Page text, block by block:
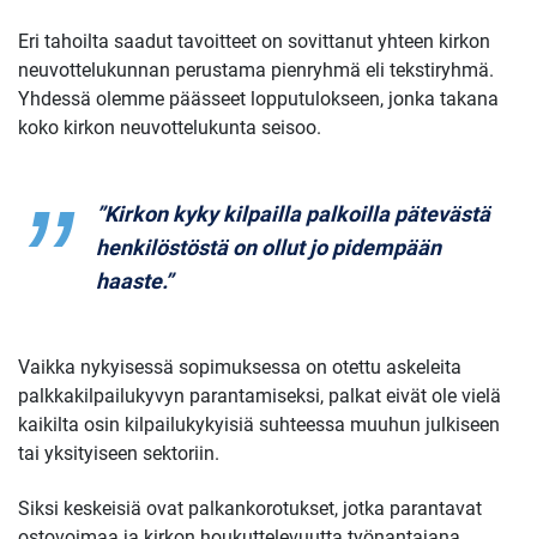
Eri tahoilta saadut tavoitteet on sovittanut yhteen kirkon
neuvottelukunnan perustama pienryhmä eli tekstiryhmä.
Yhdessä olemme päässeet lopputulokseen, jonka takana
koko kirkon neuvottelukunta seisoo.
”Kirkon kyky kilpailla palkoilla pätevästä
henkilöstöstä on ollut jo pidempään
haaste.”
Vaikka nykyisessä sopimuksessa on otettu askeleita
palkkakilpailukyvyn parantamiseksi, palkat eivät ole vielä
kaikilta osin kilpailukykyisiä suhteessa muuhun julkiseen
tai yksityiseen sektoriin.
Siksi keskeisiä ovat palkankorotukset, jotka parantavat